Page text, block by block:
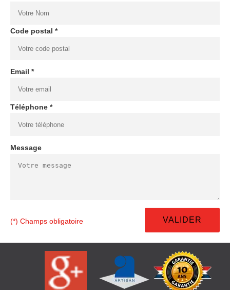
Code postal *
Email *
Téléphone *
Message
(*) Champs obligatoire